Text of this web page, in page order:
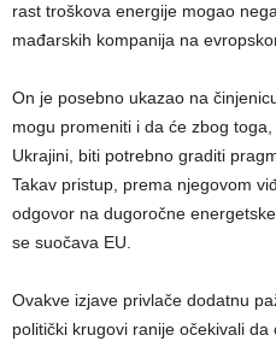
rast troškova energije mogao
mađarskih kompanija na
On je posebno ukazao na
mogu promeniti i da će zbog
Ukrajini, biti potrebno graditi
Takav pristup, prema njegovom
odgovor na dugoročne
se suočava EU.
Ovakve izjave privlače dodatnu
politički krugovi ranije očekivali